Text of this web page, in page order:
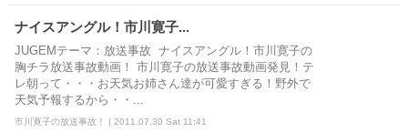
ナイスアングル！市川寛子...
JUGEMテーマ：放送事故 ナイスアングル！市川寛子の
胸チラ放送事故動画！ 市川寛子の放送事故動画発見！テ
レ朝って・・・お天気お姉さん達が可愛すぎる！野外で
天気予報するから・・...
市川寛子の放送事故！ | 2011.07.30 Sat 11:41